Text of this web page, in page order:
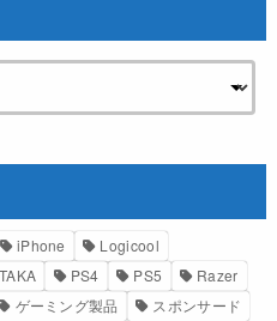
iPhone
Logicool
PS4 PS5
Razer
ゲーミング製品
スポンサード